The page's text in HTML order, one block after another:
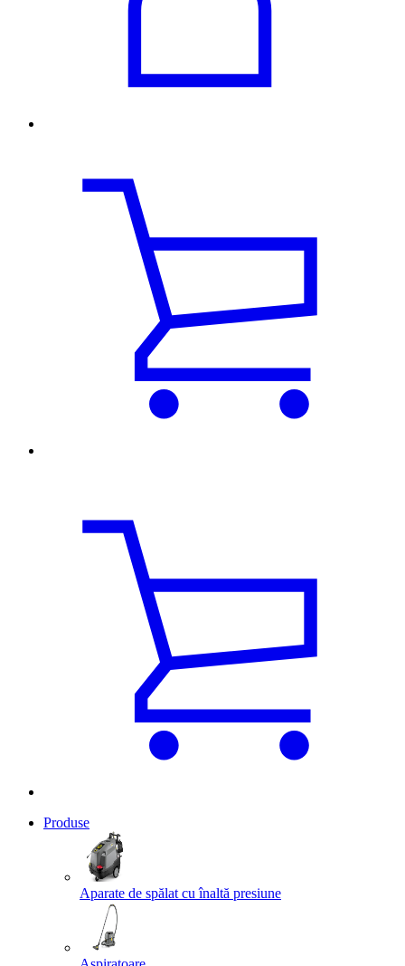
Produse
Aparate de spălat cu înaltă presiune